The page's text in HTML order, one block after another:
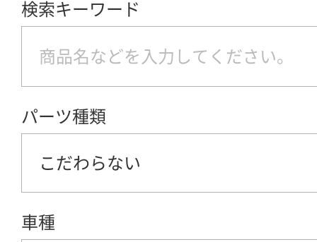
検索キーワード
パーツ種類
こだわらない
車種